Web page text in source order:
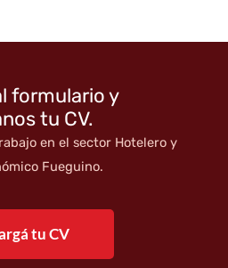
formulario y
tu CV.
en el sector Hotelero y
Fueguino.
tu CV